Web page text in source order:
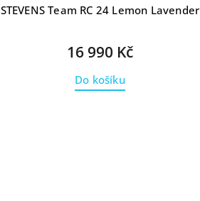
STEVENS Team RC 24 Lemon Lavender
16 990 Kč
Do košíku